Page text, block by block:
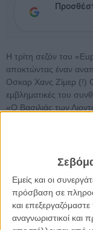
Εμείς και οι
πρόσβαση σε
και
αναγνωριστικοί
Η τρίτη σεζόν του
αποκτώντας έναν
Oσκαρ Χανς Ζίμερ (!)
εμβληματικές του
«Ο Βασιλιάς των
το πολυσυζητημένο
Διαβάστε ακόμη:
«Euphoria» σόκαρε
Η συμμετοχή του
soundtrack που